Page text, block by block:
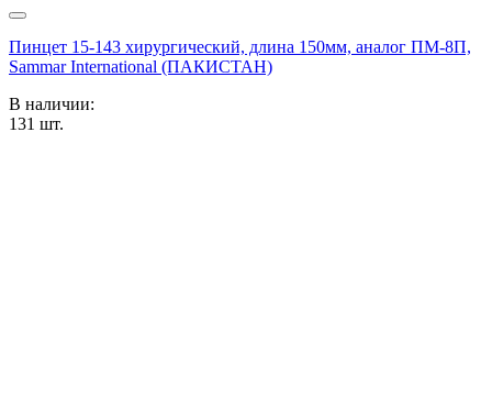
Пинцет 15-143 хирургический, длина 150мм, аналог ПМ-8П,
Sammar International (ПАКИСТАН)
В наличии:
131 шт.